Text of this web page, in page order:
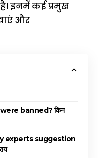
है। इनमें कई प्रमुख
और
banned? किन
experts suggestion